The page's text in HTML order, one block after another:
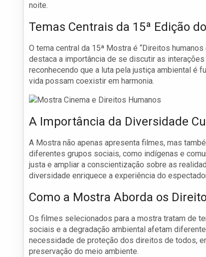
noite.
Temas Centrais da 15ª Edição
O tema central da 15ª Mostra é “Direitos
destaca a importância de se discutir as
reconhecendo que a luta pela justiça ambiental é
vida possam coexistir em harmonia.
A Importância da Diversidade
A Mostra não apenas apresenta filmes, mas
diferentes grupos sociais, como indígenas e
justa e ampliar a conscientização sobre as
diversidade enriquece a experiência do
Como a Mostra Aborda os
Os filmes selecionados para a mostra tratam de
sociais e a degradação ambiental afetam
necessidade de proteção dos direitos de todos,
preservação do meio ambiente.